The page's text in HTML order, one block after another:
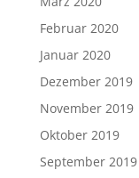
Februar 2020
Januar 2020
Dezember 2019
November 2019
Oktober 2019
September 2019